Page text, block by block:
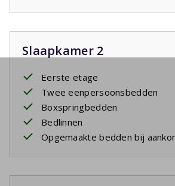
Slaapkamer 2
Eerste etage
Twee eenpersoonsbedden
Boxspringbedden
Bedlinnen
Opgemaakte bedden bij